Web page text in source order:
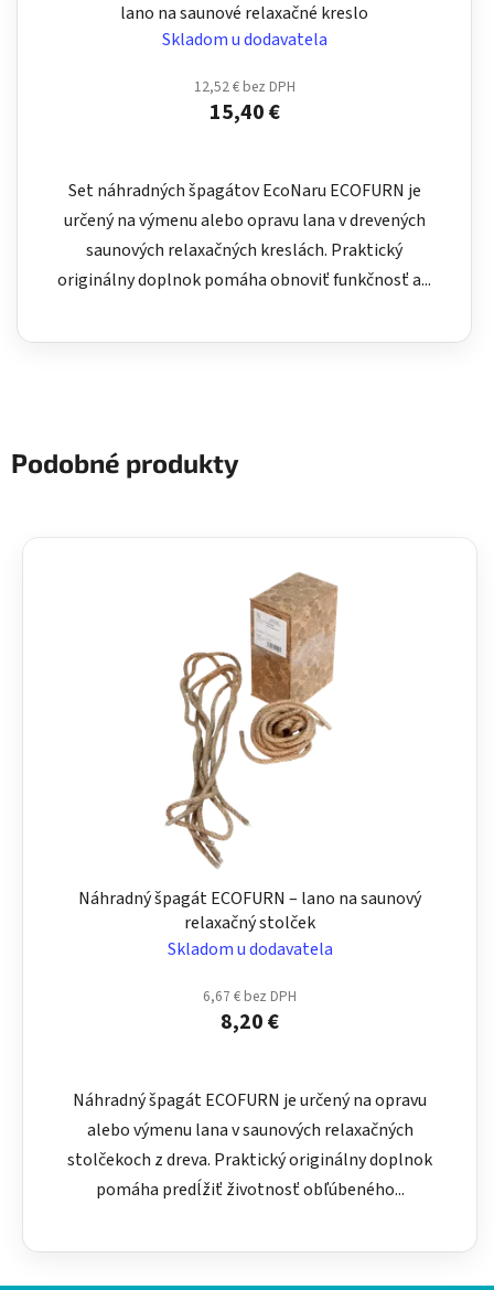
lano na saunové relaxačné kreslo
Skladom u dodavatela
12,52 € bez DPH
15,40 €
Set náhradných špagátov EcoNaru ECOFURN je
určený na výmenu alebo opravu lana v drevených
saunových relaxačných kreslách. Praktický
originálny doplnok pomáha obnoviť funkčnosť a...
Podobné produkty
Náhradný špagát ECOFURN – lano na saunový
relaxačný stolček
Skladom u dodavatela
6,67 € bez DPH
8,20 €
Náhradný špagát ECOFURN je určený na opravu
alebo výmenu lana v saunových relaxačných
stolčekoch z dreva. Praktický originálny doplnok
pomáha predĺžiť životnosť obľúbeného...